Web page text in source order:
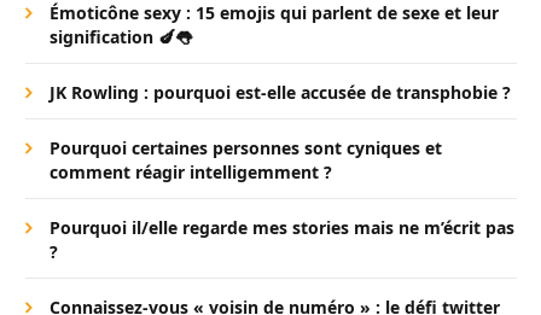
Émoticône sexy : 15 emojis qui parlent de sexe et leur
signification 🍆👅
JK Rowling : pourquoi est-elle accusée de transphobie ?
Pourquoi certaines personnes sont cyniques et
comment réagir intelligemment ?
Pourquoi il/elle regarde mes stories mais ne m’écrit pas
?
Connaissez-vous « voisin de numéro » : le défi twitter